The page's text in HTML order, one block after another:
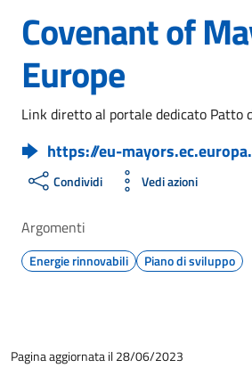
Covenant of
Europe
Link diretto al portale dedicato Patto
https://eu-
Condividi Vedi azioni
Argomenti
Energie rinnovabili Piano di sviluppo
Pagina aggiornata il 28/06/2023